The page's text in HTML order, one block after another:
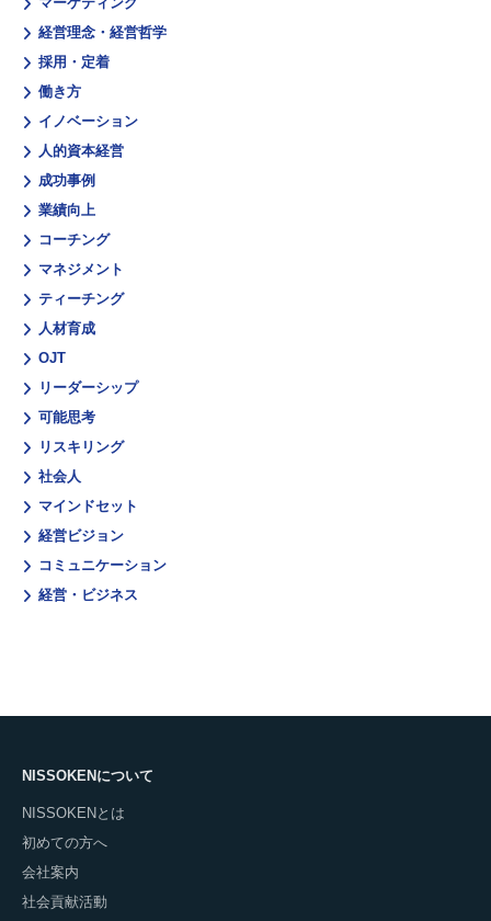
経営理念・経営哲学
採用・定着
働き方
イノベーション
人的資本経営
成功事例
業績向上
コーチング
マネジメント
ティーチング
人材育成
OJT
リーダーシップ
可能思考
リスキリング
社会人
マインドセット
経営ビジョン
コミュニケーション
経営・ビジネス
NISSOKENについて
NISSOKENとは
初めての方へ
会社案内
社会貢献活動